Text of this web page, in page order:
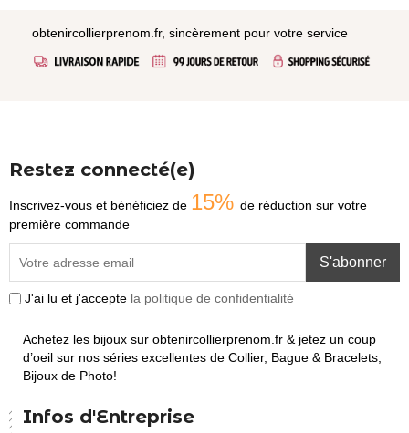
obtenircollierprenom.fr, sincèrement pour votre service
Restez connecté(e)
Inscrivez-vous et bénéficiez de 15% de réduction sur votre
première commande
S'abonner
J'ai lu et j'accepte la politique de confidentialité
Achetez les bijoux sur obtenircollierprenom.fr & jetez un coup
d’oeil sur nos séries excellentes de Collier, Bague & Bracelets,
Bijoux de Photo!
Infos d'Entreprise